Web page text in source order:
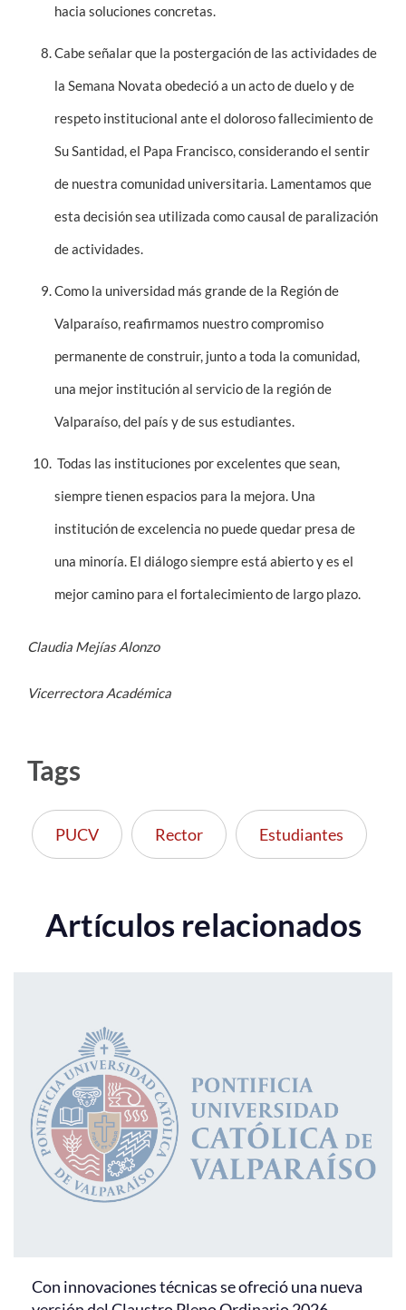
hacia soluciones concretas.
Cabe señalar que la postergación de las actividades de
la Semana Novata obedeció a un acto de duelo y de
respeto institucional ante el doloroso fallecimiento de
Su Santidad, el Papa Francisco, considerando el sentir
de nuestra comunidad universitaria. Lamentamos que
esta decisión sea utilizada como causal de paralización
de actividades.
Como la universidad más grande de la Región de
Valparaíso, reafirmamos nuestro compromiso
permanente de construir, junto a toda la comunidad,
una mejor institución al servicio de la región de
Valparaíso, del país y de sus estudiantes.
Todas las instituciones por excelentes que sean,
siempre tienen espacios para la mejora. Una
institución de excelencia no puede quedar presa de
una minoría. El diálogo siempre está abierto y es el
mejor camino para el fortalecimiento de largo plazo.
Claudia Mejías Alonzo
Vicerrectora Académica
Tags
PUCV Rector Estudiantes
Artículos relacionados
Con innovaciones técnicas se ofreció una nueva